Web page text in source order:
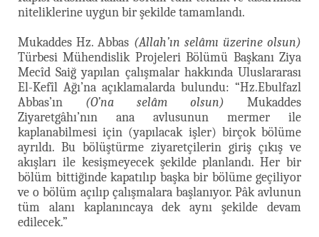
niteliklerine uygun bir şekilde tamamlandı.
Mukaddes Hz. Abbas (Allah’ın selâmı üzerine olsun)
Türbesi Mühendislik Projeleri Bölümü Başkanı Ziya
Mecîd Saiğ yapılan çalışmalar hakkında Uluslararası
El-Kefîl Ağı’na açıklamalarda bulundu: “Hz.Ebulfazl
Abbas’ın (O’na selâm olsun) Mukaddes
Ziyaretgâhı’nın ana avlusunun mermer ile
kaplanabilmesi için (yapılacak işler) birçok bölüme
ayrıldı. Bu bölüştürme ziyaretçilerin giriş çıkış ve
akışları ile kesişmeyecek şekilde planlandı. Her bir
bölüm bittiğinde kapatılıp başka bir bölüme geçiliyor
ve o bölüm açılıp çalışmalara başlanıyor. Pâk avlunun
tüm alanı kaplanıncaya dek aynı şekilde devam
edilecek.”